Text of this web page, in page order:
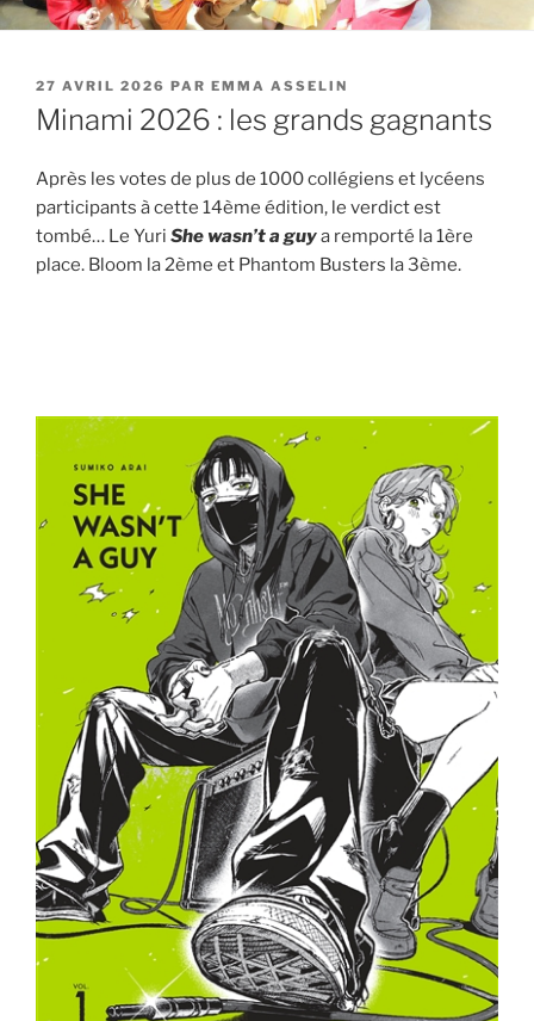
PUBLIÉ
LE
27 AVRIL 2026 PAR EMMA ASSELIN
Minami 2026 : les grands gagnants
Après les votes de plus de 1000 collégiens et lycéens
participants à cette 14ème édition, le verdict est
tombé… Le Yuri She wasn’t a guya remporté la 1ère
place. Bloom la 2ème et Phantom Busters la 3ème.